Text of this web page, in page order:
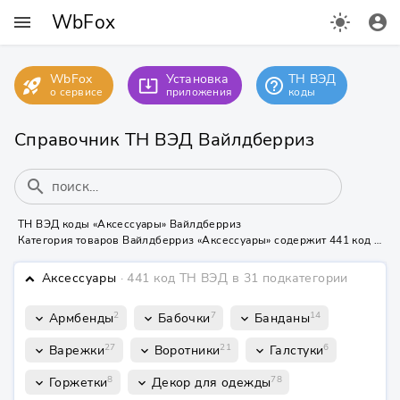
menu WbFox light_mode account_circle
rocket_launch WbFox
о сервисе system_update_alt Установка
приложения help_outline ТН ВЭД
коды
Справочник ТН ВЭД Вайлдберриз
search
ТН ВЭД коды «Аксессуары» Вайлдберриз
Категория товаров Вайлдберриз «Аксессуары» содержит 441 код ТН ВЭД в подкатегориях «Армбенды», «Бабочки» и др.
keyboard_arrow_down Аксессуары · 441 код ТН ВЭД в 31 подкатегории
keyboard_arrow_down Армбенды2 keyboard_arrow_down Бабочки 7 keyboard_arrow_down Банданы14
keyboard_arrow_down Варежки27 keyboard_arrow_down Воротники21 keyboard_arrow_down Галстуки6
keyboard_arrow_down Горжетки8 keyboard_arrow_down Декор для одежды78